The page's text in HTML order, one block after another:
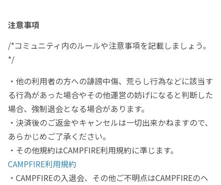
注意事項
/*コミュニティ内のルールや注意事項を記載しましょう。
*/
・他の利用者の方への誹謗中傷、荒らし行為などに該当す
る行為があった場合やその他運営の妨げになると判断した
場合、強制退会となる場合があります。
・決済後のご返金やキャンセルは一切出来かねますので、
あらかじめご了承ください。
・その他規約はCAMPFIRE利用規約に準じます。
CAMPFIRE利用規約
・CAMPFIREの入退会、その他ご不明点はCAMPFIREのヘ